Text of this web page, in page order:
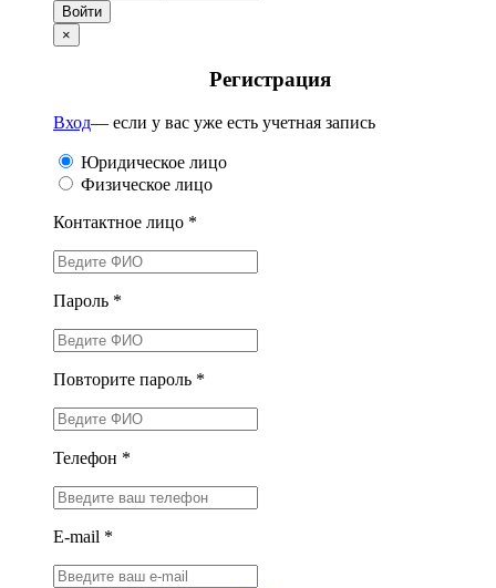
×
Регистрация
Вход— если у вас уже есть учетная запись
Юридическое лицо
Физическое лицо
Контактное лицо *
Пароль *
Повторите пароль *
Телефон *
E-mail *